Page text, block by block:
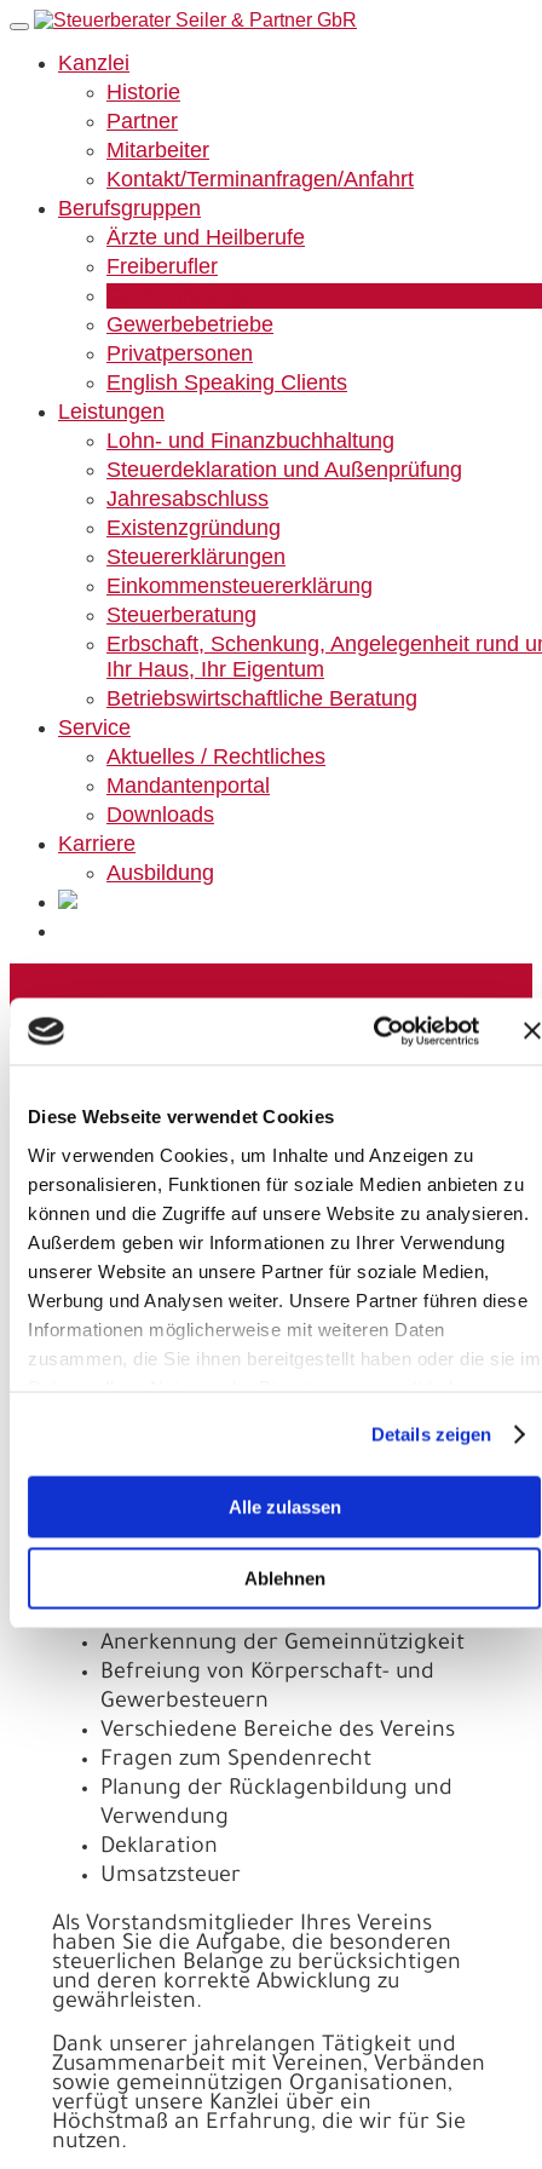
Diese Webseite verwendet Cookies
Wir verwenden Cookies, um Inhalte und Anzeigen zu
personalisieren, Funktionen für soziale Medien anbieten zu
können und die Zugriffe auf unsere Website zu analysieren.
Außerdem geben wir Informationen zu Ihrer Verwendung
unserer Website an unsere Partner für soziale Medien,
Werbung und Analysen weiter. Unsere Partner führen diese
Informationen möglicherweise mit weiteren Daten
zusammen, die Sie ihnen bereitgestellt haben oder die sie im
Details zeigen
Alle zulassen
Ablehnen
Kanzlei
Historie
Partner
Mitarbeiter
Kontakt/Terminanfragen/Anfahrt
Berufsgruppen
Ärzte und Heilberufe
Freiberufler
Gewerbebetriebe
Privatpersonen
English Speaking Clients
Leistungen
Lohn- und Finanzbuchhaltung
Steuerdeklaration und Außenprüfung
Jahresabschluss
Existenzgründung
Steuererklärungen
Einkommensteuererklärung
Steuerberatung
Erbschaft, Schenkung, Angelegenheit rund
Ihr Haus, Ihr Eigentum
Betriebswirtschaftliche Beratung
Service
Aktuelles / Rechtliches
Mandantenportal
Downloads
Karriere
Ausbildung
Gemeinnützige
Körperschaften stehen zunehmend im
Fokus der Finanzbehörden. Immer mehr
eingetragene Vereine oder Verbände
sowie ähnliche Institutionen werden auf
ihre Gemeinnützigkeit, Gesetzesvorgaben
sowie korrekte Buchhaltung hin überprüft.
Für gemeinnützige Organisationen sind
vielfache steuerliche Besonderheiten zu
beachten. Wir begleiten Sie bei der
Gründung gemeinnütziger Einrichtungen
und sind Ihnen auch bei Ausgliederung
wirtschaftlicher Aktivitäten behilflich.
der Sicherheit im Rücken, gut beraten zu
stehen wir Ihnen von der Kanzlei„Seiler &
zur Seite.
Wir beraten Sie unter anderem zu:
Rechte und Pflichten bei einer
Vereinsgründung
Anerkennung der Gemeinnützigkeit
Befreiung von Körperschaft- und
Gewerbesteuern
Verschiedene Bereiche des Vereins
Fragen zum Spendenrecht
Planung der Rücklagenbildung und
Verwendung
Deklaration
Umsatzsteuer
Als Vorstandsmitglieder Ihres Vereins
haben Sie die Aufgabe, die besonderen
steuerlichen Belange zu berücksichtigen
und deren korrekte Abwicklung zu
gewährleisten.
Dank unserer jahrelangen Tätigkeit und
Zusammenarbeit mit Vereinen, Verbänden
sowie gemeinnützigen Organisationen,
verfügt unsere Kanzlei über ein
Höchstmaß an Erfahrung, die wir für Sie
nutzen.